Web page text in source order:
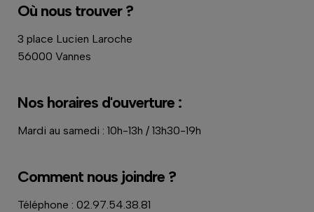
Où nous trouver ?
3 place Lucien Laroche
56000 Vannes
Nos horaires d'ouverture :
Mardi au samedi : 10h-13h / 13h30-19h
Comment nous joindre ?
Téléphone : 02.97.54.38.81